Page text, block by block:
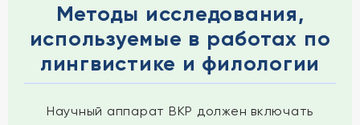
Методы исследования,
используемые в работах по
лингвистике и филологии
Научный аппарат ВКР должен включать